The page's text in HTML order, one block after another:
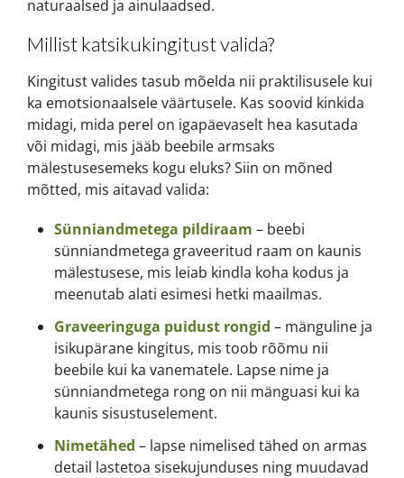
naturaalsed ja ainulaadsed.
Millist katsikukingitust valida?
Kingitust valides tasub mõelda nii praktilisusele kui
ka emotsionaalsele väärtusele. Kas soovid kinkida
midagi, mida perel on igapäevaselt hea kasutada
või midagi, mis jääb beebile armsaks
mälestusesemeks kogu eluks? Siin on mõned
mõtted, mis aitavad valida:
Sünniandmetega pildiraam – beebi
sünniandmetega graveeritud raam on kaunis
mälestusese, mis leiab kindla koha kodus ja
meenutab alati esimesi hetki maailmas.
Graveeringuga puidust rongid – mänguline ja
isikupärane kingitus, mis toob rõõmu nii
beebile kui ka vanematele. Lapse nime ja
sünniandmetega rong on nii mänguasi kui ka
kaunis sisustuselement.
Nimetähed – lapse nimelised tähed on armas
detail lastetoa sisekujunduses ning muudavad